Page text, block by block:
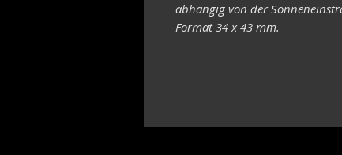
abhängig von der
Format 34 x 43 mm.